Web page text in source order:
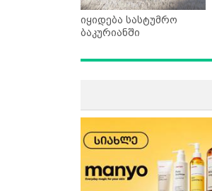
იყიდება სასტუმრო
ბაკურიანში